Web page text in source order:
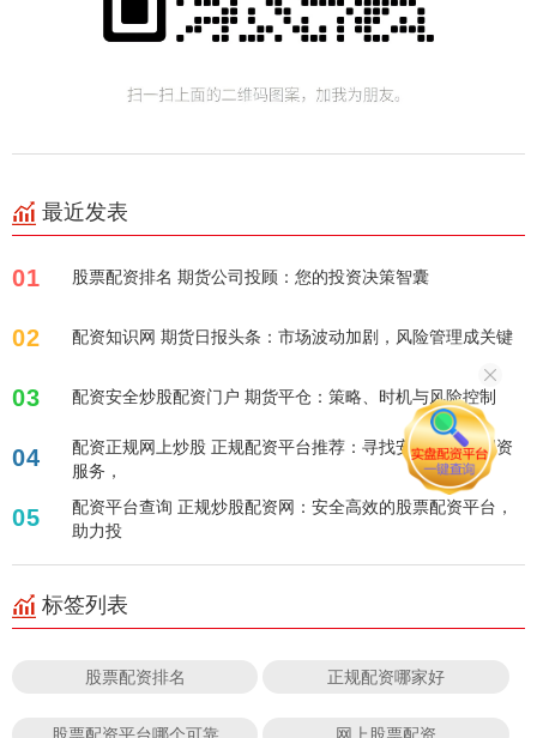
最近发表
01 股票配资排名 期货公司投顾：您的投资决策智囊
02 配资知识网 期货日报头条：市场波动加剧，风险管理成关键
03 配资安全炒股配资门户 期货平仓：策略、时机与风险控制
04
配资正规网上炒股 正规配资平台推荐：寻找安全可靠的配资
服务，
05
配资平台查询 正规炒股配资网：安全高效的股票配资平台，
助力投
标签列表
股票配资排名 正规配资哪家好
股票配资平台哪个可靠 网上股票配资